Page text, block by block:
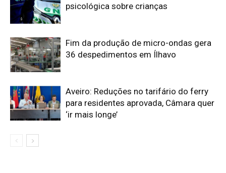
psicológica sobre crianças
Fim da produção de micro-ondas gera
36 despedimentos em Ílhavo
Aveiro: Reduções no tarifário do ferry
para residentes aprovada, Câmara quer
‘ir mais longe’